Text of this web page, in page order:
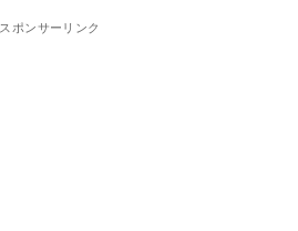
スポンサーリンク